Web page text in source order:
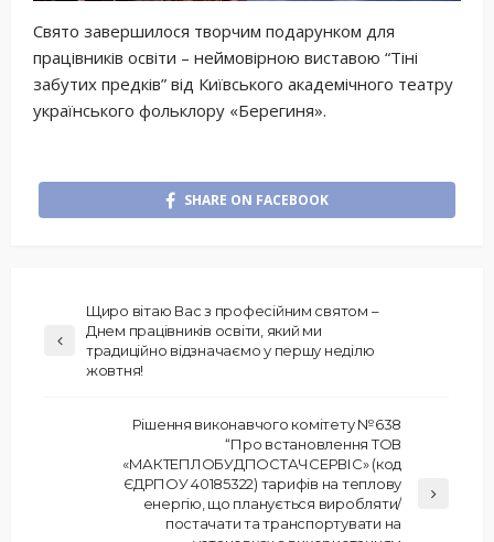
Свято завершилося творчим подарунком для
працівників освіти – неймовірною виставою “Тіні
забутих предків” від Київського академічного театру
українського фольклору «Берегиня».
SHARE ON FACEBOOK
Щиро вітаю Вас з професійним святом –
Днем працівників освіти, який ми
традиційно відзначаємо у першу неділю
жовтня!
Рішення виконавчого комітету №638
“Про встановлення ТОВ
«МАКТЕПЛОБУДПОСТАЧСЕРВІС» (код
ЄДРПОУ 40185322) тарифів на теплову
енергію, що планується виробляти/
постачати та транспортувати на